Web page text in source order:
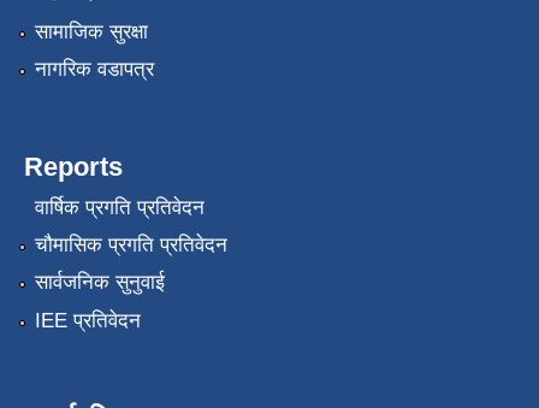
सामाजिक सुरक्षा
नागरिक वडापत्र
Reports
वार्षिक प्रगति प्रतिवेदन
चौमासिक प्रगति प्रतिवेदन
सार्वजनिक सुनुवाई
IEE प्रतिवेदन